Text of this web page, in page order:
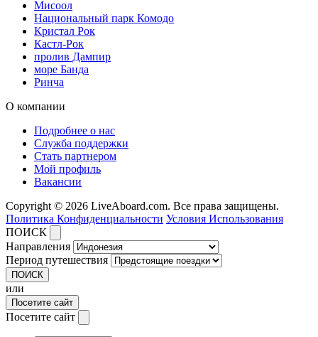
Мисоол
Национальный парк Комодо
Кристал Рок
Кастл-Рок
пролив Дампир
море Банда
Ринча
О компании
Подробнее о нас
Служба поддержки
Стать партнером
Мой профиль
Вакансии
Copyright © 2026 LiveAboard.com. Все права защищены.
Политика Конфиденциальности Условия Использования
ПОИСК
Направления
Период путешествия
ПОИСК
или
Посетите сайт
Посетите сайт